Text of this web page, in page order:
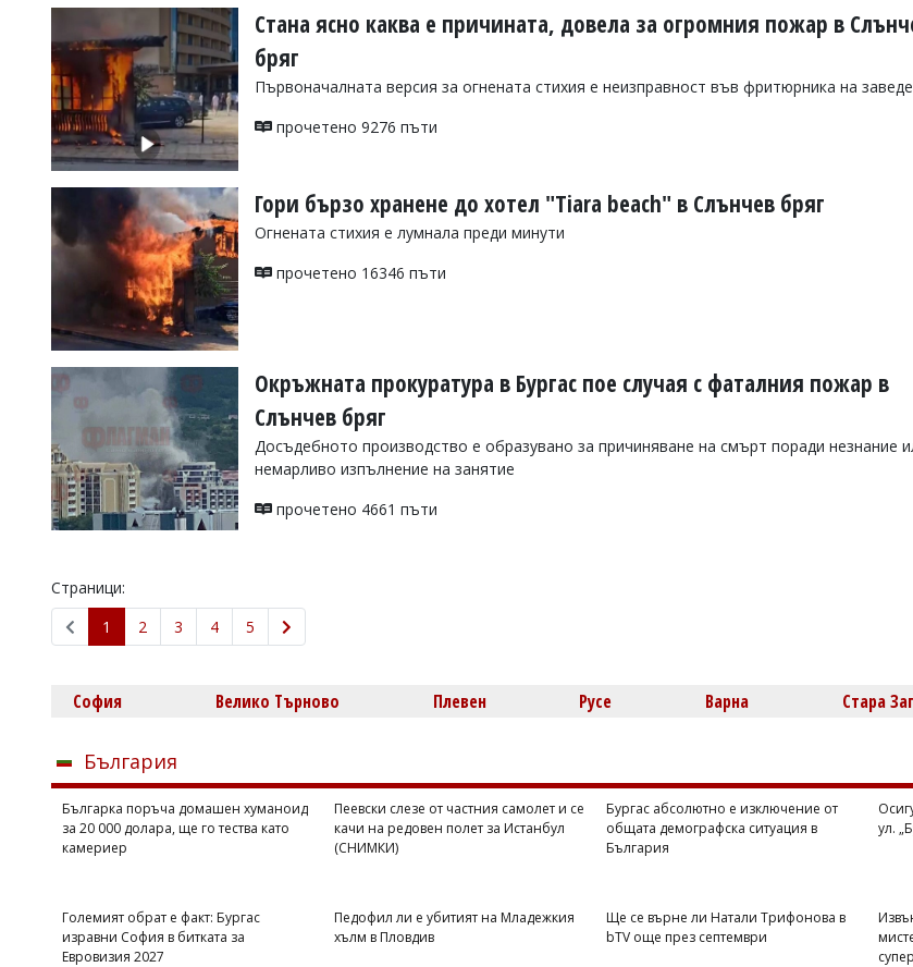
Стана ясно каква е причината, довела за огромния пожар в
бряг
Първоначалната версия за огнената стихия е неизправност във фритюрника на
прочетено 9276 пъти
Гори бързо хранене до хотел "Tiara beach" в Слънчев бряг
Огнената стихия е лумнала преди минути
прочетено 16346 пъти
Окръжната прокуратура в Бургас пое случая с фаталния пожар в
Слънчев бряг
Досъдебното производство е образувано за причиняване на смърт поради незнание
немарливо изпълнение на занятие
прочетено 4661 пъти
Страници:
1
2 3 4 5
София Велико Търново Плевен Русе Варна Стара
България
Българка поръча домашен хуманоид
за 20 000 долара, ще го тества като
камериер
Пеевски слезе от частния самолет и се
качи на редовен полет за Истанбул
(СНИМКИ)
Бургас абсолютно е изключение от
общата демографска ситуация в
България
ул.
Големият обрат е факт: Бургас
изравни София в битката за
Евровизия 2027
Педофил ли е убитият на Младежкия
хълм в Пловдив
Ще се върне ли Натали Трифонова в
bTV още през септември